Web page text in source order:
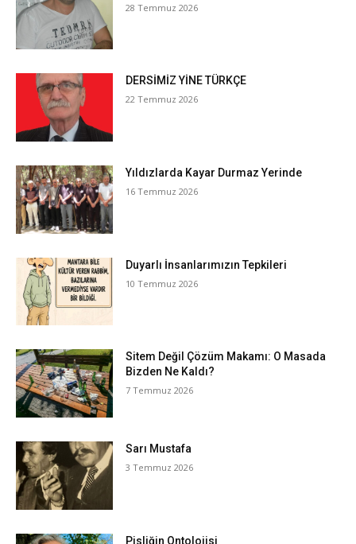
28 Temmuz 2026
DERSİMİZ YİNE TÜRKÇE
22 Temmuz 2026
Yıldızlarda Kayar Durmaz Yerinde
16 Temmuz 2026
Duyarlı İnsanlarımızın Tepkileri
10 Temmuz 2026
Sitem Değil Çözüm Makamı: O Masada
Bizden Ne Kaldı?
7 Temmuz 2026
Sarı Mustafa
3 Temmuz 2026
Pisliğin Ontolojisi